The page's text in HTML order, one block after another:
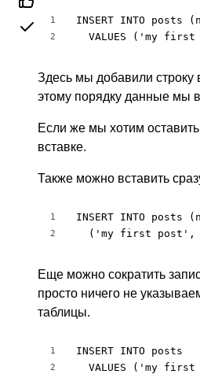
1
2
INSERT INTO posts
VALUES ('my first
Здесь мы добавили строку
этому порядку данные мы
Если же мы хотим
вставке.
Также можно вставить
1
2
INSERT INTO posts
('my first post',
Еще можно сократить
просто ничего не
таблицы.
1
2
INSERT INTO posts
VALUES ('my first